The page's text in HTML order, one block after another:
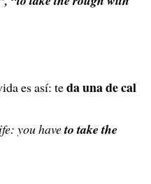
es así: teda una de cal
you haveto take the